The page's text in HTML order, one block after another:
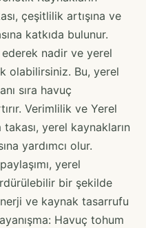
çeşitlilik artışına ve
katkıda bulunur.
nadir ve yerel
olabilirsiniz. Bu, yerel
sıra havuç
Verimlilik ve Yerel
takası, yerel kaynakların
yardımcı olur.
yerel
bir şekilde
ve kaynak tasarrufu
Havuç tohum